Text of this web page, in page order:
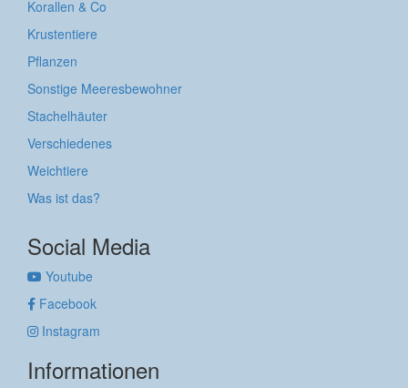
Korallen & Co
Krustentiere
Pflanzen
Sonstige Meeresbewohner
Stachelhäuter
Verschiedenes
Weichtiere
Was ist das?
Social Media
Youtube
Facebook
Instagram
Informationen